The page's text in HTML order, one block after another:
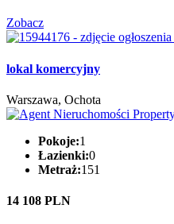
Zobacz
lokal komercyjny
Warszawa, Ochota
Pokoje:1
Łazienki:0
Metraż:151
14 108 PLN